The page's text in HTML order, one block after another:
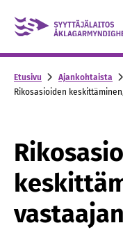
Skip to content -
Etusivu Ajankohtaista
Rikosasioiden